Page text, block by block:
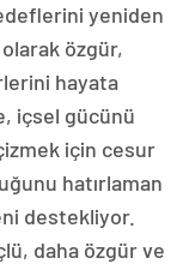
yeniden
özgür,
hayata
içsel gücünü
için cesur
hatırlaman
destekliyor.
daha özgür ve